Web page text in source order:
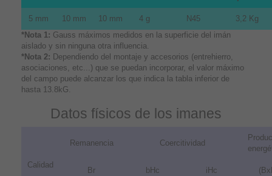
5 mm 10 mm 10 mm 4 g N45
3,2 Kg
*Nota 1: Gauss máximos medidos en la superficie del imán
aislado y sin ninguna otra influencia.
*Nota 2: Dependiendo del montaje y accesorios (entrehierro,
asociaciones, etc...) que se puedan incorporar, el valor máximo
del campo puede alcanzar los que indica la tabla inferior de
hasta 13.8kG.
Datos físicos de los imanes
Calidad
Remanencia Coercitividad
Br bHc iHc